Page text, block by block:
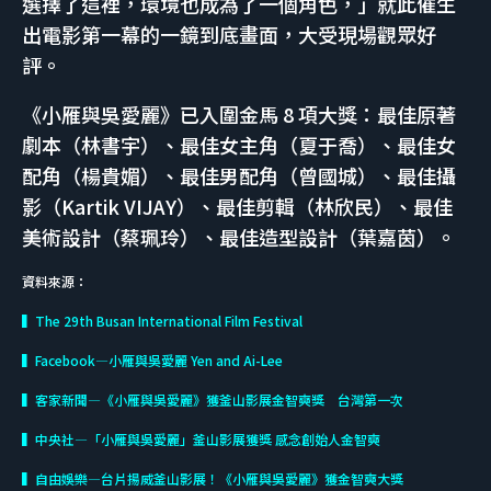
出電影第一幕的一鏡到底畫面，大受現場觀眾好
評。
《小雁與吳愛麗》已入圍金馬 8 項大獎：最佳原著
劇本（林書宇）、最佳女主角（夏于喬）、最佳女
配角（楊貴媚）、最佳男配角（曾國城）、最佳攝
影（Kartik VIJAY）、最佳剪輯（林欣民）、最佳
美術設計（蔡珮玲）、最佳造型設計（葉嘉茵）。
資料來源：
▍The 29th Busan International Film Festival
▍Facebook—小雁與吳愛麗 Yen and Ai-Lee
▍客家新聞—《小雁與吳愛麗》獲釜山影展金智奭獎 台灣第一次
▍中央社—「小雁與吳愛麗」釜山影展獲獎 感念創始人金智奭
▍自由娛樂—台片揚威釜山影展！《小雁與吳愛麗》獲金智奭大獎